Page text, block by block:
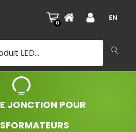
0
| EN
JONCTION POUR